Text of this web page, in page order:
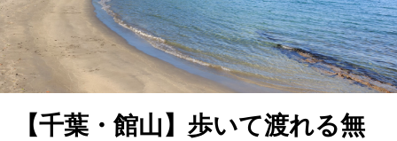
【千葉・館山】歩いて渡れる無